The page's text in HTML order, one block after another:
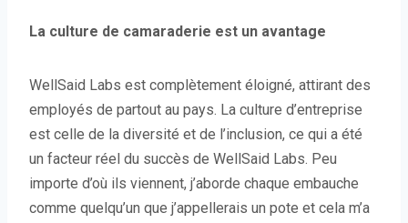
La culture de camaraderie est un avantage
WellSaid Labs est complètement éloigné, attirant des
employés de partout au pays. La culture d’entreprise
est celle de la diversité et de l’inclusion, ce qui a été
un facteur réel du succès de WellSaid Labs. Peu
importe d’où ils viennent, j’aborde chaque embauche
comme quelqu’un que j’appellerais un pote et cela m’a